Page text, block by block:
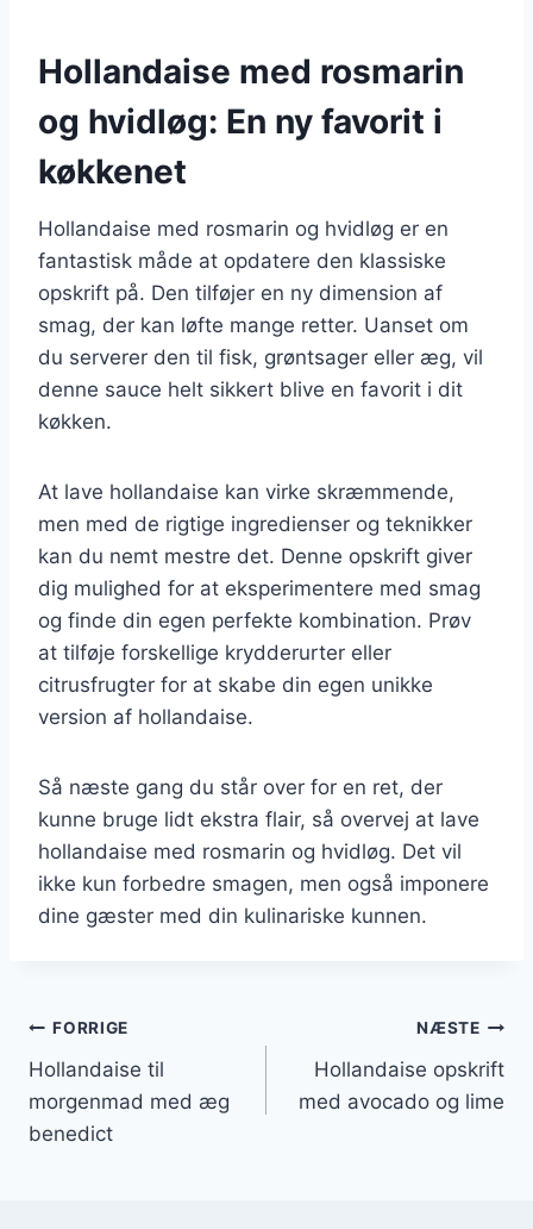
Hollandaise med rosmarin
og hvidløg: En ny favorit i
køkkenet
Hollandaise med rosmarin og hvidløg er en
fantastisk måde at opdatere den klassiske
opskrift på. Den tilføjer en ny dimension af
smag, der kan løfte mange retter. Uanset om
du serverer den til fisk, grøntsager eller æg, vil
denne sauce helt sikkert blive en favorit i dit
køkken.
At lave hollandaise kan virke skræmmende,
men med de rigtige ingredienser og teknikker
kan du nemt mestre det. Denne opskrift giver
dig mulighed for at eksperimentere med smag
og finde din egen perfekte kombination. Prøv
at tilføje forskellige krydderurter eller
citrusfrugter for at skabe din egen unikke
version af hollandaise.
Så næste gang du står over for en ret, der
kunne bruge lidt ekstra flair, så overvej at lave
hollandaise med rosmarin og hvidløg. Det vil
ikke kun forbedre smagen, men også imponere
dine gæster med din kulinariske kunnen.
Indlægsnavigation
FORRIGE
Hollandaise til
morgenmad med æg
benedict
NÆSTE
Hollandaise opskrift
med avocado og lime